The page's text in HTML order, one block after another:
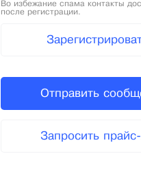
Во избежание спама контакты
после регистрации.
Отправить
Запросить